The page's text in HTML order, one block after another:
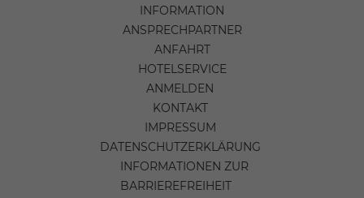
INFORMATION
ANSPRECHPARTNER
ANFAHRT
HOTELSERVICE
ANMELDEN
KONTAKT
IMPRESSUM
DATENSCHUTZERKLÄRUNG
INFORMATIONEN ZUR
BARRIEREFREIHEIT